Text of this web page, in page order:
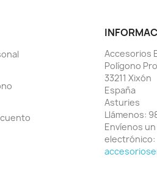
Accesorios
Polígono
33211 Xixón
España
Asturies
Llámenos:
Envíenos
electrónico: